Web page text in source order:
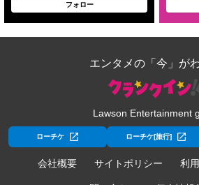
フォロー
エンタメの「今」が
Lawson Entertainment
ローチケ ローチケ[旅行]
会社概要 サイトポリシー 利